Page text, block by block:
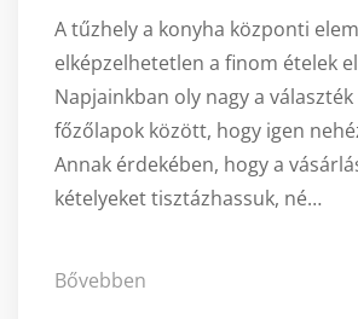
A tűzhely a konyha központi
elképzelhetetlen a finom ételek
Napjainkban oly nagy a
főzőlapok között, hogy igen
Annak érdekében, hogy a
kételyeket tisztázhassuk, né…
Bővebben